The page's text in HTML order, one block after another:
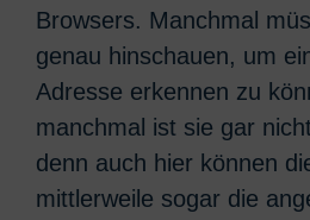
Browsers. Manchmal
genau hinschauen, um
Adresse erkennen zu
manchmal ist sie gar
denn auch hier können
mittlerweile sogar die